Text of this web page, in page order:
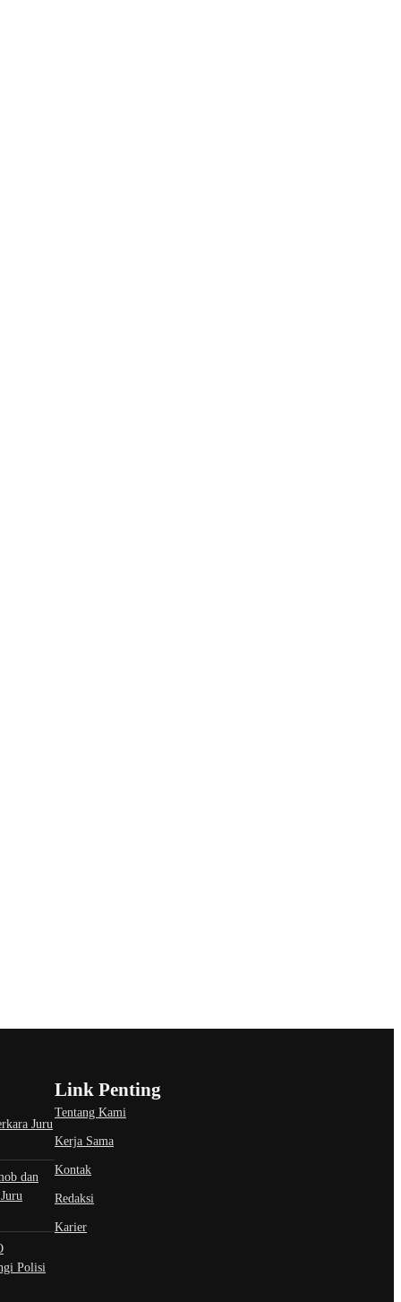
Juru
dan
Polisi
Link Penting
Tentang Kami
Kerja Sama
Kontak
Redaksi
Karier